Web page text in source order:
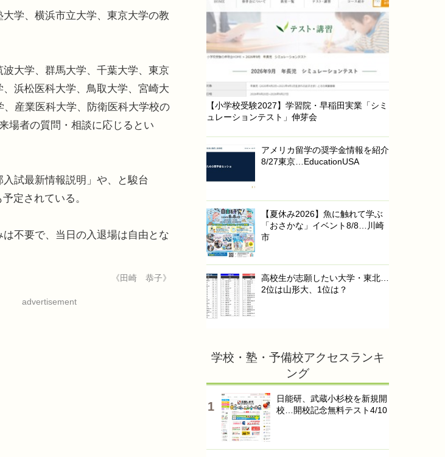
学、横浜市立大学、東京大学の教
大学、群馬大学、千葉大学、東京
浜松医科大学、鳥取大学、宮崎大
産業医科大学、防衛医科大学校の
場者の質問・相談に応じるとい
試最新情報説明」や、と駿台
定されている。
不要で、当日の入退場は自由とな
《田崎 恭子》
advertisement
【小学校受験2027】学習院・早稲田実業「シミ
ュレーションテスト」伸芽会
アメリカ留学の奨学金情報を紹介
8/27東京…EducationUSA
【夏休み2026】魚に触れて学ぶ
「おさかな」イベント8/8…川崎
市
高校生が志願したい大学・東北…
2位は山形大、1位は？
学校・塾・予備校アクセスランキ
ング
日能研、武蔵小杉校を新規開
校…開校記念無料テスト4/10